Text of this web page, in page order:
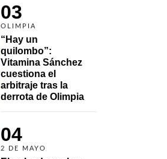
03
OLIMPIA
“Hay un
quilombo”:
Vitamina Sánchez
cuestiona el
arbitraje tras la
derrota de Olimpia
04
2 DE MAYO